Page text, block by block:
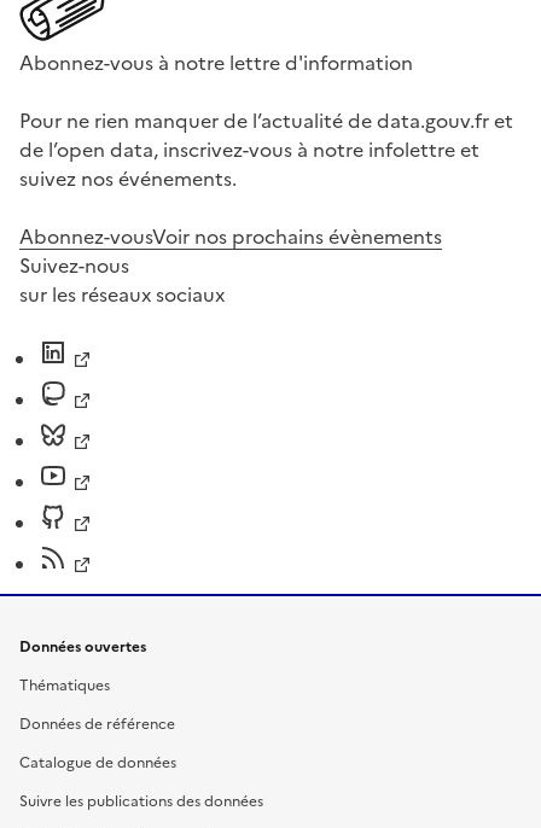
Abonnez-vous à notre lettre d'information
Pour ne rien manquer de l’actualité de data.gouv.fr et
de l’open data, inscrivez-vous à notre infolettre et
suivez nos événements.
Abonnez-vousVoir nos prochains évènements
Suivez-nous
sur les réseaux sociaux
Données ouvertes
Thématiques
Données de référence
Catalogue de données
Suivre les publications des données